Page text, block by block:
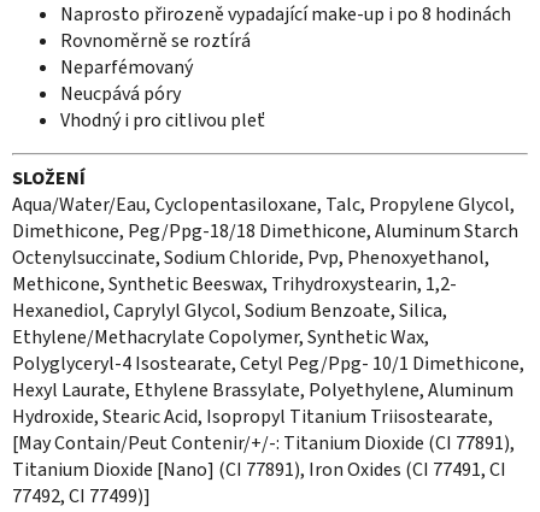
Naprosto přirozeně vypadající make-up i po 8 hodinách
Rovnoměrně se roztírá
Neparfémovaný
Neucpává póry
Vhodný i pro citlivou pleť
SLOŽENÍ
Aqua/Water/Eau, Cyclopentasiloxane, Talc, Propylene Glycol,
Dimethicone, Peg/Ppg-18/18 Dimethicone, Aluminum Starch
Octenylsuccinate, Sodium Chloride, Pvp, Phenoxyethanol,
Methicone, Synthetic Beeswax, Trihydroxystearin, 1,2-
Hexanediol, Caprylyl Glycol, Sodium Benzoate, Silica,
Ethylene/Methacrylate Copolymer, Synthetic Wax,
Polyglyceryl-4 Isostearate, Cetyl Peg/Ppg- 10/1 Dimethicone,
Hexyl Laurate, Ethylene Brassylate, Polyethylene, Aluminum
Hydroxide, Stearic Acid, Isopropyl Titanium Triisostearate,
[May Contain/Peut Contenir/+/-: Titanium Dioxide (CI 77891),
Titanium Dioxide [Nano] (CI 77891), Iron Oxides (CI 77491, CI
77492, CI 77499)]